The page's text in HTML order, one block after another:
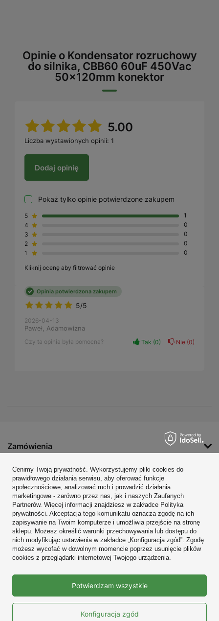
Opinie o Kondensator rozruchowy
do silnika, CBB60 60uF 450Vac
50x120mm konektor
5.00
Liczba wystawionych opinii: 1
Dodaj opinię
Pokaż tylko opinie potwierdzone zakupem
5
1
4
0
3
0
2
0
1
0
Kliknij ocenę aby filtrować opinie
5/5
Opinia potwierdzona zakupem
2026-04-13
Paweł, Adamowizna
Czy ta opinia była pomocna? Tak 0 Nie 0
Zamówienia
Regulaminy
Zobacz również
W sklepie prezentujemy ceny brutto (z VAT).
Cenimy Twoją prywatność. Wykorzystujemy pliki cookies do
prawidłowego działania serwisu, aby oferować funkcje
społecznościowe, analizować ruch i prowadzić działania
marketingowe - zarówno przez nas, jak i naszych Zaufanych
Partnerów. Więcej informacji znajdziesz w zakładce Polityka
prywatności. Akceptacja tego komunikatu oznacza zgodę na ich
zapisywanie na Twoim komputerze i umożliwia przejście na stronę
sklepu. Możesz określić warunki przechowywania lub dostępu do
nich modyfikując ustawienia w zakładce „Konfiguracja zgód”. Zgodę
możesz wycofać w dowolnym momencie poprzez usunięcie plików
cookies z przeglądarki internetowej Twojego urządzenia.
Konfiguracja zgód
Potwierdzam wszystkie